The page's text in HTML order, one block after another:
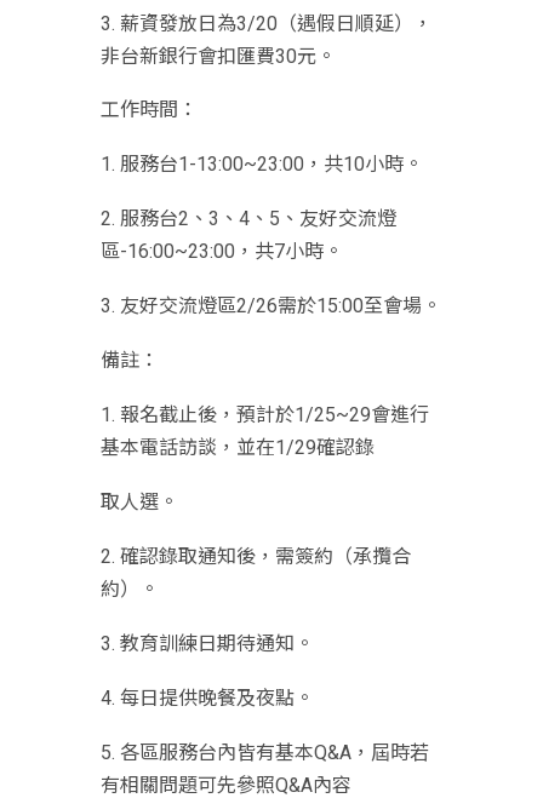
3. 薪資發放日為3/20（遇假日順延），
非台新銀行會扣匯費30元。
工作時間：
1. 服務台1-13:00~23:00，共10小時。
2. 服務台2、3、4、5、友好交流燈
區-16:00~23:00， 共7小時。
3. 友好交流燈區2/26需於15:00至會場。
備註：
1. 報名截止後，預計於1/25~29會進行
基本電話訪談，並在1/29確認錄
取人選。
2. 確認錄取通知後，需簽約（承攬合
約）。
3. 教育訓練日期待通知。
4. 每日提供晚餐及夜點。
5. 各區服務台內皆有基本Q&A，屆時若
有相關問題可先參照Q&A內容